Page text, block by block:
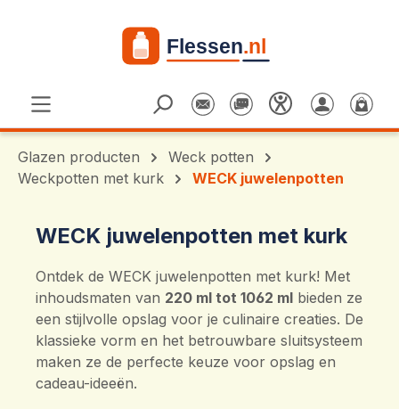
Glazen producten
Weck potten
Weckpotten met kurk
WECK juwelenpotten
WECK juwelenpotten met kurk
Ontdek de WECK juwelenpotten met kurk! Met
inhoudsmaten van 220 ml tot 1062 ml bieden ze
een stijlvolle opslag voor je culinaire creaties. De
klassieke vorm en het betrouwbare sluitsysteem
maken ze de perfecte keuze voor opslag en
cadeau-ideeën.